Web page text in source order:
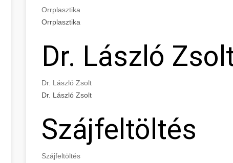
Orrplasztika
Orrplasztika
Dr. László
Dr. László Zsolt
Dr. László Zsolt
Szájfeltöltés
Szájfeltöltés